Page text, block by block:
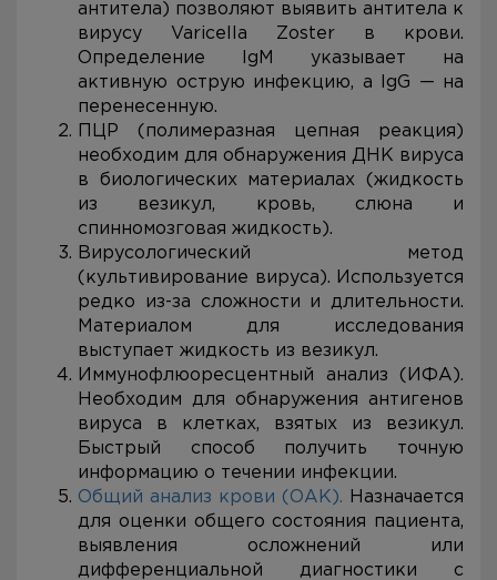
антитела) позволяют выявить антитела к
вирусу Varicella Zoster в крови.
Определение IgM указывает на
активную острую инфекцию, а IgG — на
перенесенную.
ПЦР (полимеразная цепная реакция)
необходим для обнаружения ДНК вируса
в биологических материалах (жидкость
из везикул, кровь, слюна и
спинномозговая жидкость).
Вирусологический метод
(культивирование вируса). Используется
редко из-за сложности и длительности.
Материалом для исследования
выступает жидкость из везикул.
Иммунофлюоресцентный анализ (ИФА).
Необходим для обнаружения антигенов
вируса в клетках, взятых из везикул.
Быстрый способ получить точную
информацию о течении инфекции.
Общий анализ крови (ОАК). Назначается
для оценки общего состояния пациента,
выявления осложнений или
дифференциальной диагностики с